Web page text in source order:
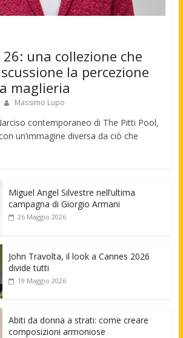
una collezione che
la percezione
maglieria
Massimo Lupo
contemporaneo di The Pitti Pool,
un’immagine diversa da ciò che
Miguel Angel Silvestre nell’ultima
campagna di Giorgio Armani
26 Maggio 2026
John Travolta, il look a Cannes 2026
divide tutti
19 Maggio 2026
Abiti da donna a strati: come creare
composizioni armoniose